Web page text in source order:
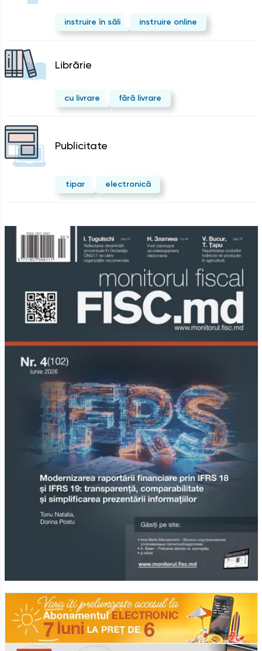
instruire în săli instruire online
Librărie
cu livrare fără livrare
Publicitate
tipar electronică